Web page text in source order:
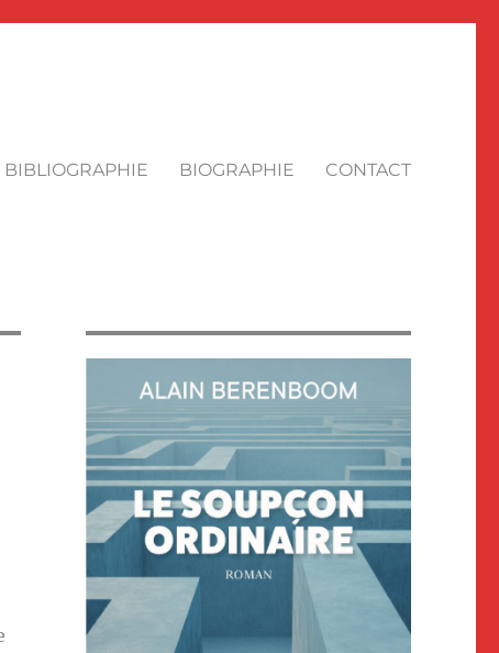
BIBLIOGRAPHIE BIOGRAPHIE CONTACT